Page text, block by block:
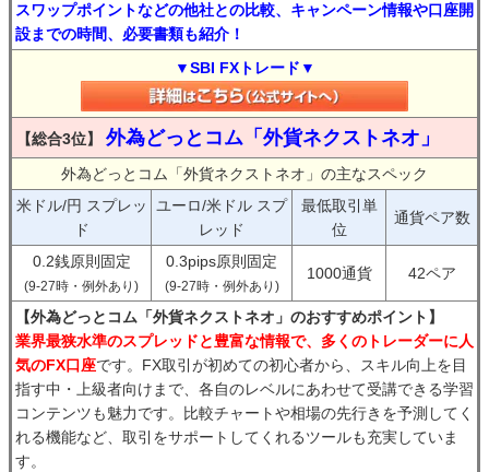
スワップポイントなどの他社との比較、キャンペーン情報や口座開
設までの時間、必要書類も紹介！
▼SBI FXトレード▼
【総合3位】 外為どっとコム「外貨ネクストネオ」
外為どっとコム「外貨ネクストネオ」の主なスペック
米ドル/円 スプレッ
ド
ユーロ/米ドル スプ
レッド
最低取引単
位
通貨ペア数
0.2銭原則固定
(9-27時・例外あり)
0.3pips原則固定
(9-27時・例外あり)
1000通貨 42ペア
【外為どっとコム「外貨ネクストネオ」のおすすめポイント】
業界最狭水準のスプレッドと豊富な情報で、多くのトレーダーに人
気のFX口座です。FX取引が初めての初心者から、スキル向上を目
指す中・上級者向けまで、各自のレベルにあわせて受講できる学習
コンテンツも魅力です。比較チャートや相場の先行きを予測してく
れる機能など、取引をサポートしてくれるツールも充実していま
す。